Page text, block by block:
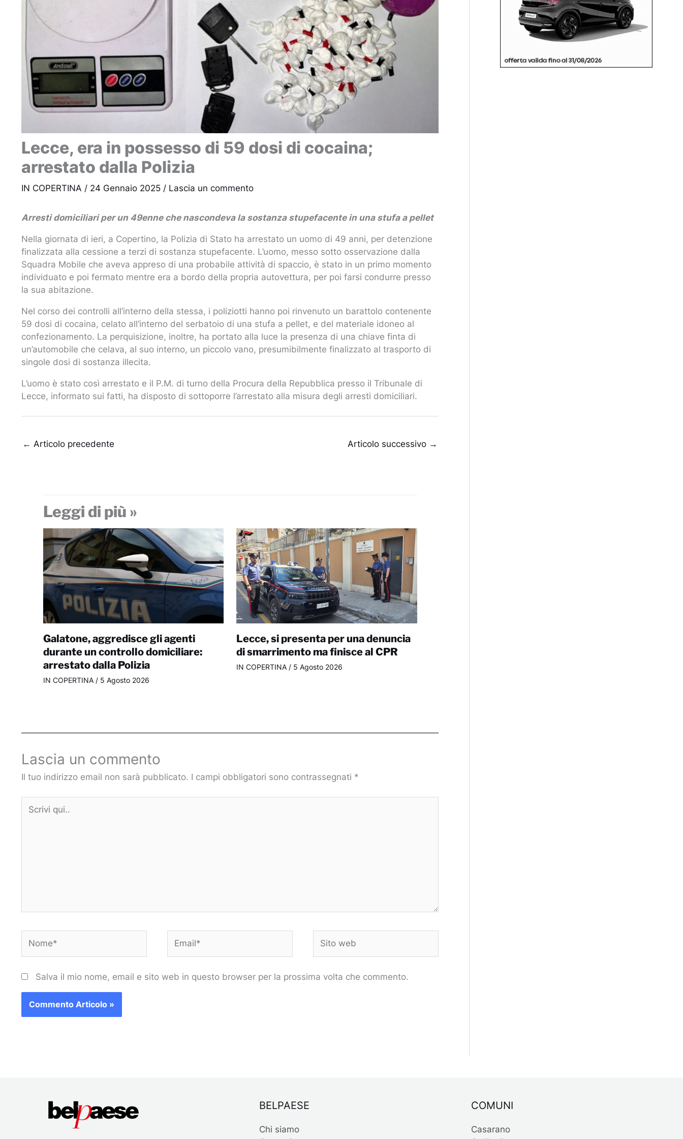
Lecce, era in possesso di 59 dosi di cocaina;
arrestato dalla Polizia
IN COPERTINA / 24 Gennaio 2025 / Lascia un commento
Arresti domiciliari per un 49enne che nascondeva la sostanza stupefacente in una stufa a pellet
Nella giornata di ieri, a Copertino, la Polizia di Stato ha arrestato un uomo di 49 anni, per detenzione
finalizzata alla cessione a terzi di sostanza stupefacente. L’uomo, messo sotto osservazione dalla
Squadra Mobile che aveva appreso di una probabile attività di spaccio, è stato in un primo momento
individuato e poi fermato mentre era a bordo della propria autovettura, per poi farsi condurre presso
la sua abitazione.
Nel corso dei controlli all’interno della stessa, i poliziotti hanno poi rinvenuto un barattolo contenente
59 dosi di cocaina, celato all’interno del serbatoio di una stufa a pellet, e del materiale idoneo al
confezionamento. La perquisizione, inoltre, ha portato alla luce la presenza di una chiave finta di
un’automobile che celava, al suo interno, un piccolo vano, presumibilmente finalizzato al trasporto di
singole dosi di sostanza illecita.
L’uomo è stato così arrestato e il P.M. di turno della Procura della Repubblica presso il Tribunale di
Lecce, informato sui fatti, ha disposto di sottoporre l’arrestato alla misura degli arresti domiciliari.
← Articolo precedente Articolo successivo →
Leggi di più »
Galatone, aggredisce gli agenti
durante un controllo domiciliare:
arrestato dalla Polizia
IN COPERTINA/ 5 Agosto 2026
Lecce, si presenta per una denuncia
di smarrimento ma finisce al CPR
IN COPERTINA / 5 Agosto 2026
Lascia un commento
Il tuo indirizzo email non sarà pubblicato. I campi obbligatori sono contrassegnati *
qui..
web
Salva il mio nome, email e sito web in questo browser per la prossima volta che commento.
BELPAESE
Chi siamo
COMUNI
Casarano